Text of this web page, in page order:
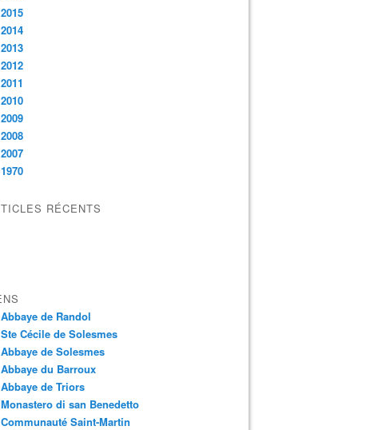
2015
2014
2013
2012
2011
2010
2009
2008
2007
1970
RÉCENTS
Abbaye de Randol
Ste Cécile de Solesmes
Abbaye de Solesmes
Abbaye du Barroux
Abbaye de Triors
Monastero di san Benedetto
Communauté Saint-Martin